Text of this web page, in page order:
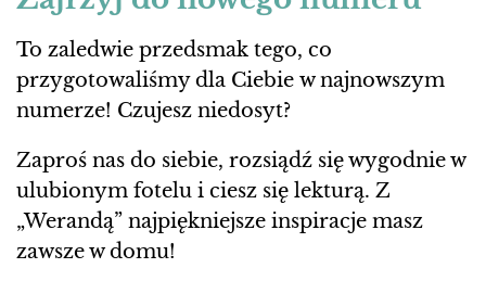
To zaledwie przedsmak tego, co
przygotowaliśmy dla Ciebie w najnowszym
numerze! Czujesz niedosyt?
Zaproś nas do siebie, rozsiądź się wygodnie w
ulubionym fotelu i ciesz się lekturą. Z
„Werandą” najpiękniejsze inspiracje masz
zawsze w domu!